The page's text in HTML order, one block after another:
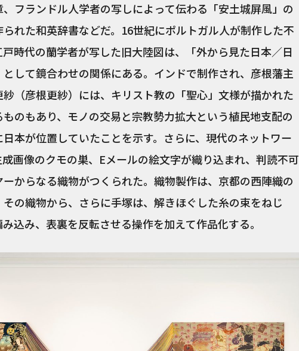
フランドル人学者の写しによって伝わる「安土城屏風」の
れた和英辞書などだ。16世紀にポルトガル人が制作した不
時代の蘭学者が写した旧大陸図は、「外から見た日本／日
して鏡合わせの関係にある。インドで制作され、彦根藩主
（彦根更紗）には、キリスト教の「聖心」文様が描かれた
のもあり、モノの交易と宗教勢力拡大という植民地支配の
本が位置していたことを示す。さらに、現代のネットワー
画像のクモの巣、Eメールの絵文字が織り込まれ、判読不可
からなる織物がつくられた。織物製作は、京都の西陣織の
の織物から、さらに手塚は、解きほぐした糸の束をねじ
込み、表裏を反転させる操作を加えて作品化する。